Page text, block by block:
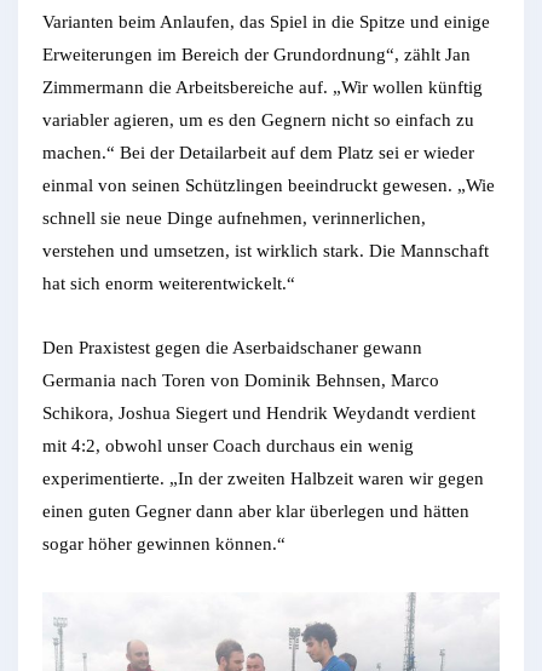
Varianten beim Anlaufen, das Spiel in die Spitze und einige
Erweiterungen im Bereich der Grundordnung“, zählt Jan
Zimmermann die Arbeitsbereiche auf. „Wir wollen künftig
variabler agieren, um es den Gegnern nicht so einfach zu
machen.“ Bei der Detailarbeit auf dem Platz sei er wieder
einmal von seinen Schützlingen beeindruckt gewesen. „Wie
schnell sie neue Dinge aufnehmen, verinnerlichen,
verstehen und umsetzen, ist wirklich stark. Die Mannschaft
hat sich enorm weiterentwickelt.“
Den Praxistest gegen die Aserbaidschaner gewann
Germania nach Toren von Dominik Behnsen, Marco
Schikora, Joshua Siegert und Hendrik Weydandt verdient
mit 4:2, obwohl unser Coach durchaus ein wenig
experimentierte. „In der zweiten Halbzeit waren wir gegen
einen guten Gegner dann aber klar überlegen und hätten
sogar höher gewinnen können.“